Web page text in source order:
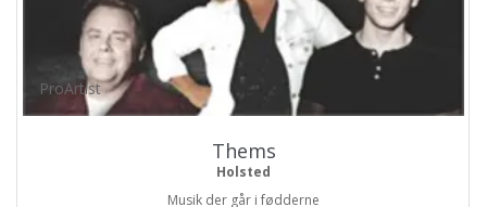
ProArtist
Thems
Holsted
Musik der går i fødderne